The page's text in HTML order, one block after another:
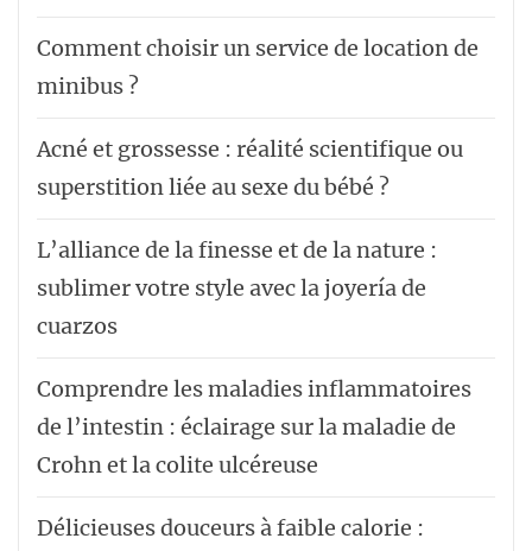
Comment choisir un service de location de
minibus ?
Acné et grossesse : réalité scientifique ou
superstition liée au sexe du bébé ?
L’alliance de la finesse et de la nature :
sublimer votre style avec la joyería de
cuarzos
Comprendre les maladies inflammatoires
de l’intestin : éclairage sur la maladie de
Crohn et la colite ulcéreuse
Délicieuses douceurs à faible calorie :